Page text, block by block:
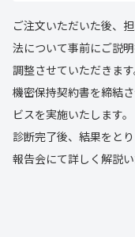
ご注文いただいた後、
法について事前にご説
調整させていただきます
機密保持契約書を締結
ビスを実施いたします。
診断完了後、結果をと
報告会にて詳しく解説い